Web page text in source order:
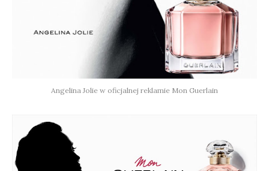
Angelina Jolie w oficjalnej reklamie Mon Guerlain